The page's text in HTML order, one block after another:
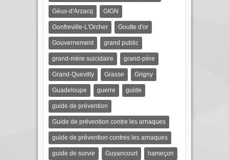
Géus-d'Arzacq GIGN
Gonfreville-L'Orcher Goutte d'or
Gouvernement grand public
grand-mère suicidaire grand-père
Grand-Quevilly Grasse Grigny
Guadeloupe guerre guide
guide de prévention
Guide de prévention contre les arnaques
guide de prévention contres les arnaques
guide de survie Guyancourt hameçon